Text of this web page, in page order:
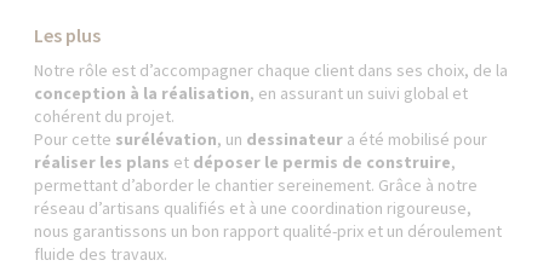
Les plus
Notre rôle est d’accompagner chaque client dans ses choix, de la
conception à la réalisation, en assurant un suivi global et
cohérent du projet.
Pour cette surélévation, un dessinateur a été mobilisé pour
réaliser les plans et déposer le permis de construire,
permettant d’aborder le chantier sereinement. Grâce à notre
réseau d’artisans qualifiés et à une coordination rigoureuse,
nous garantissons un bon rapport qualité-prix et un déroulement
fluide des travaux.